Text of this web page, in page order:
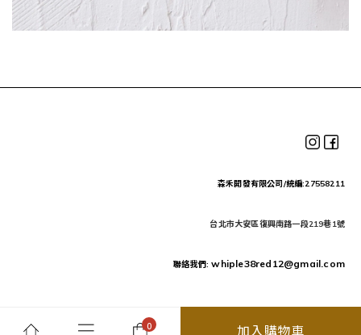
加入購物車
森禾開發有限公司/統編:27558211
台北市大安區復興南路一段219巷1號
聯絡我們:whiple38red12@gmail.com